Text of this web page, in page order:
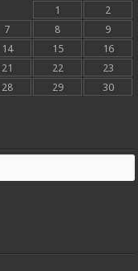
1
2
7 8
9
14 15
16
21 22
23
28 29
30